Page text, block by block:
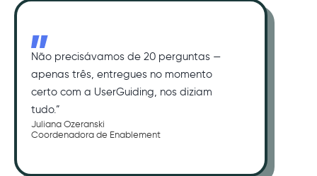
Não precisávamos de 20 perguntas —
apenas três, entregues no momento
certo com a UserGuiding, nos diziam
tudo.”
Juliana Ozeranski
Coordenadora de Enablement